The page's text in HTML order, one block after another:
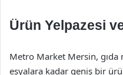
Ürün Yelpazesi
Metro Market Mersin,
eşyalara kadar geniş bir